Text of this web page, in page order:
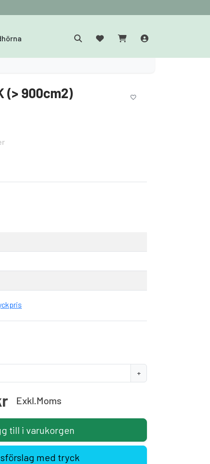
(> 900cm2)
+
Exkl.moms
till i varukorgen
med tryck